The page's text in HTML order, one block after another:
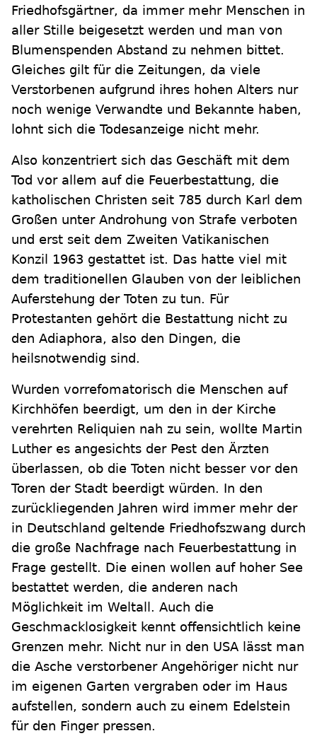
Friedhofsgärtner, da immer mehr Menschen in
aller Stille beigesetzt werden und man von
Blumenspenden Abstand zu nehmen bittet.
Gleiches gilt für die Zeitungen, da viele
Verstorbenen aufgrund ihres hohen Alters nur
noch wenige Verwandte und Bekannte haben,
lohnt sich die Todesanzeige nicht mehr.
Also konzentriert sich das Geschäft mit dem
Tod vor allem auf die Feuerbestattung, die
katholischen Christen seit 785 durch Karl dem
Großen unter Androhung von Strafe verboten
und erst seit dem Zweiten Vatikanischen
Konzil 1963 gestattet ist. Das hatte viel mit
dem traditionellen Glauben von der leiblichen
Auferstehung der Toten zu tun. Für
Protestanten gehört die Bestattung nicht zu
den Adiaphora, also den Dingen, die
heilsnotwendig sind.
Wurden vorrefomatorisch die Menschen auf
Kirchhöfen beerdigt, um den in der Kirche
verehrten Reliquien nah zu sein, wollte Martin
Luther es angesichts der Pest den Ärzten
überlassen, ob die Toten nicht besser vor den
Toren der Stadt beerdigt würden. In den
zurückliegenden Jahren wird immer mehr der
in Deutschland geltende Friedhofszwang durch
die große Nachfrage nach Feuerbestattung in
Frage gestellt. Die einen wollen auf hoher See
bestattet werden, die anderen nach
Möglichkeit im Weltall. Auch die
Geschmacklosigkeit kennt offensichtlich keine
Grenzen mehr. Nicht nur in den USA lässt man
die Asche verstorbener Angehöriger nicht nur
im eigenen Garten vergraben oder im Haus
aufstellen, sondern auch zu einem Edelstein
für den Finger pressen.